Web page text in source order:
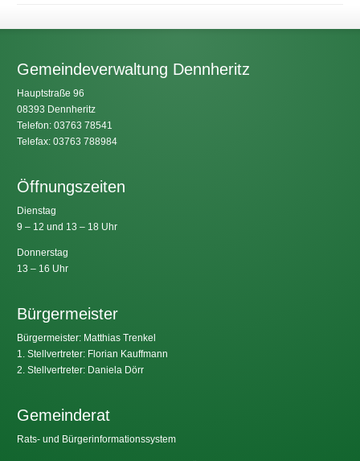
Gemeindeverwaltung Dennheritz
Hauptstraße 96
08393 Dennheritz
Telefon: 03763 78541
Telefax: 03763 788984
Öffnungszeiten
Dienstag
9 – 12 und 13 – 18 Uhr
Donnerstag
13 – 16 Uhr
Bürgermeister
Bürgermeister: Matthias Trenkel
1. Stellvertreter: Florian Kauffmann
2. Stellvertreter: Daniela Dörr
Gemeinderat
Rats- und Bürgerinformationssystem